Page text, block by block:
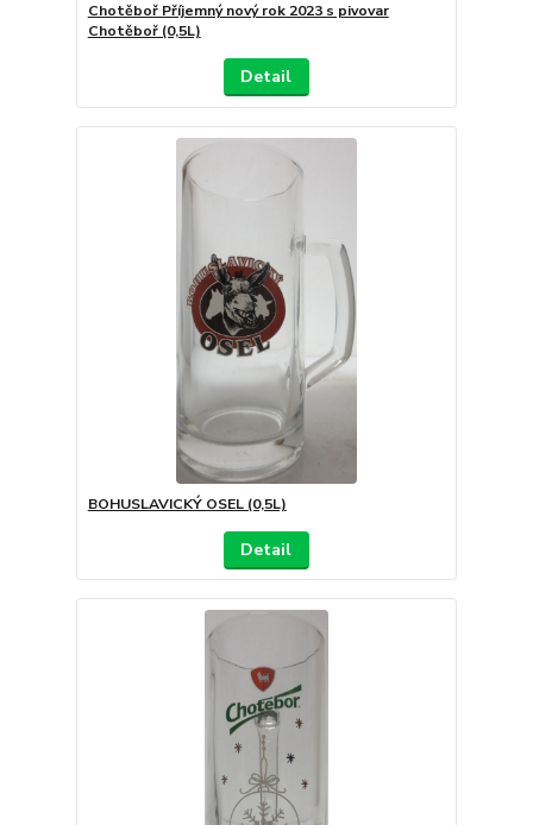
Chotěboř Příjemný nový rok 2023 s pivovar
Chotěboř (0,5L)
Detail
BOHUSLAVICKÝ OSEL (0,5L)
Detail